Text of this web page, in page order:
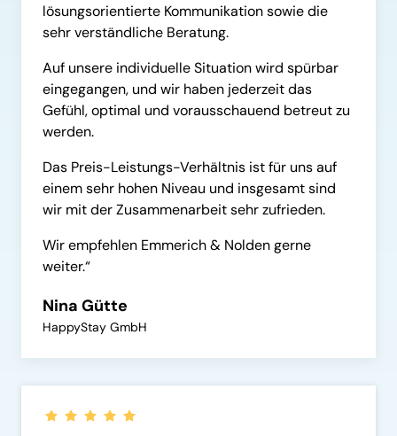
lösungsorientierte Kommunikation sowie die
sehr verständliche Beratung.
Auf unsere individuelle Situation wird spürbar
eingegangen, und wir haben jederzeit das
Gefühl, optimal und vorausschauend betreut zu
werden.
Das Preis-Leistungs-Verhältnis ist für uns auf
einem sehr hohen Niveau und insgesamt sind
wir mit der Zusammenarbeit sehr zufrieden.
Wir empfehlen Emmerich & Nolden gerne
weiter.“
Nina Gütte
HappyStay GmbH